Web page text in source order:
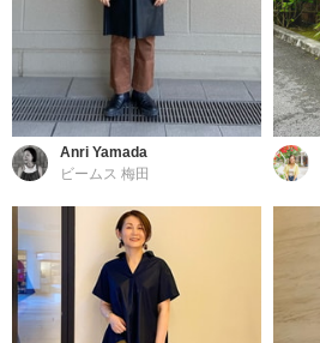
Anri Yamada
ビームス 梅田